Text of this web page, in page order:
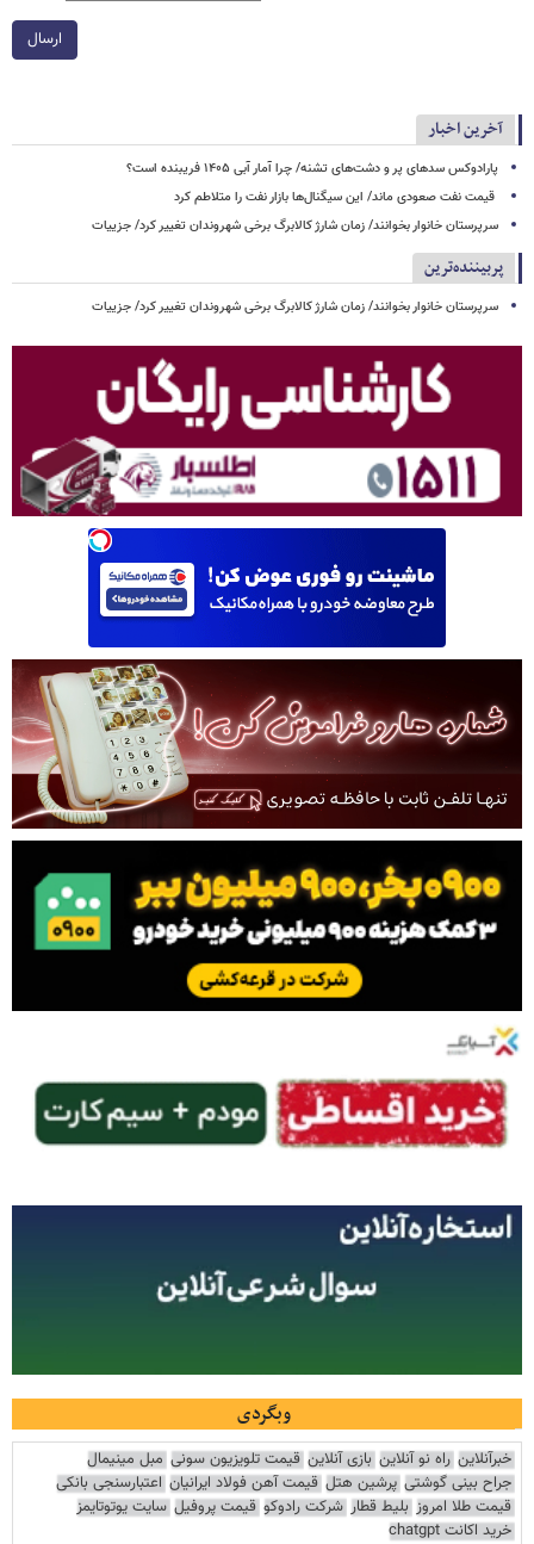
ارسال
آخرین اخبار
پارادوکس سدهای پر و دشت‌های تشنه/ چرا آمار آبی ۱۴۰۵ فریبنده است؟
قیمت نفت صعودی ماند/ این سیگنال‌ها بازار نفت را متلاطم کرد
سرپرستان خانوار بخوانند/ زمان شارژ کالابرگ برخی شهروندان تغییر کرد/ جزییات
پربیننده‌ترین
سرپرستان خانوار بخوانند/ زمان شارژ کالابرگ برخی شهروندان تغییر کرد/ جزییات
وبگردی
خبرآنلاین راه نو آنلاین بازی آنلاین قیمت تلویزیون سونی مبل مینیمال
جراح بینی گوشتی پرشین هتل قیمت آهن فولاد ایرانیان اعتبارسنجی بانکی
قیمت طلا امروز بلیط قطار شرکت رادوکو قیمت پروفیل سایت یوتوتایمز
خرید اکانت chatgpt